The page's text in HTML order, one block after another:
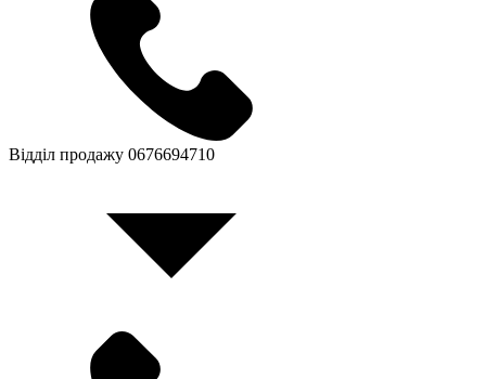
Відділ продажу 0676694710